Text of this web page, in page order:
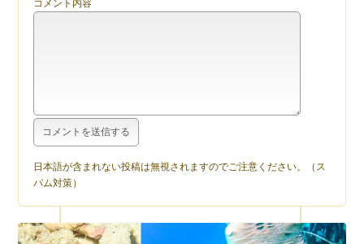
コメント内容
日本語が含まれない投稿は無視されますのでご注意ください。（ス
パム対策）